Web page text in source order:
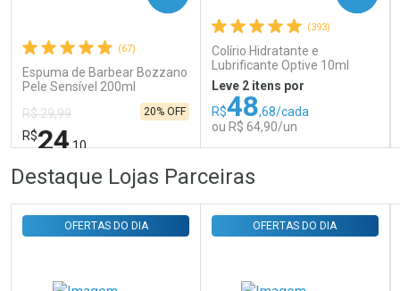
Comprar sem Desconto
Comprar sem Desconto
(67)
Espuma de Barbear Bozzano
Pele Sensível 200ml
R$ 29,99
R$24,10
20% OFF
FECHAR
Laboratório
FECHAR
Por Menos
(393)
Colírio Hidratante e
Lubrificante Optive 10ml
Leve 2 itens por
R$48,68/cada
ou R$ 64,90/un
Por Menos
Destaque Lojas Parceiras
OFERTAS DO DIA OFERTAS DO DIA